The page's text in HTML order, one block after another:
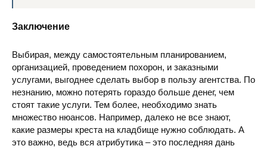
Заключение
Выбирая, между самостоятельным планированием,
организацией, проведением похорон, и заказными
услугами, выгоднее сделать выбор в пользу агентства. По
незнанию, можно потерять гораздо больше денег, чем
стоят такие услуги. Тем более, необходимо знать
множество нюансов. Например, далеко не все знают,
какие размеры креста на кладбище нужно соблюдать. А
это важно, ведь вся атрибутика – это последняя дань